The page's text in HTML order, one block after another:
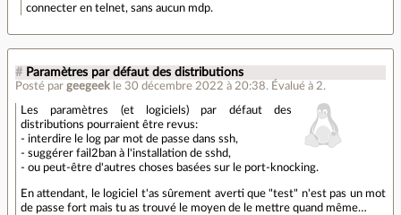
connecter en telnet, sans aucun mdp.
# Paramètres par défaut des distributions
Posté par geegeek le 30 décembre 2022 à 20:38. Évalué à 2.
Les paramètres (et logiciels) par défaut des
distributions pourraient être revus:
- interdire le log par mot de passe dans ssh,
- suggérer fail2ban à l'installation de sshd,
- ou peut-être d'autres choses basées sur le port-knocking.
En attendant, le logiciel t'as sûrement averti que "test" n'est pas un mot
de passe fort mais tu as trouvé le moyen de le mettre quand même…